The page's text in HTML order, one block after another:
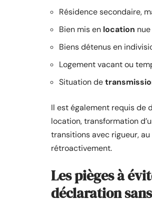
Résidence secondaire,
Bien mis en location
Biens détenus en
Logement vacant ou
Situation de
Il est également requis de
location, transformation
transitions avec rigueur,
rétroactivement.
Les pièges à
déclaration